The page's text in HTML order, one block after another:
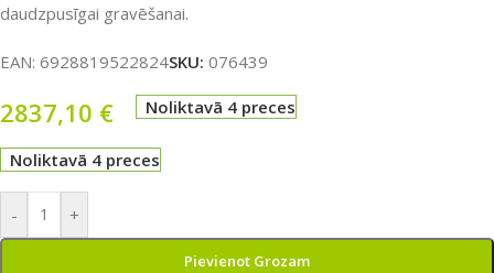
daudzpusīgai gravēšanai.
EAN: 6928819522824SKU: 076439
2837,10 € Noliktavā 4 preces
Noliktavā 4 preces
- +
Pievienot Grozam